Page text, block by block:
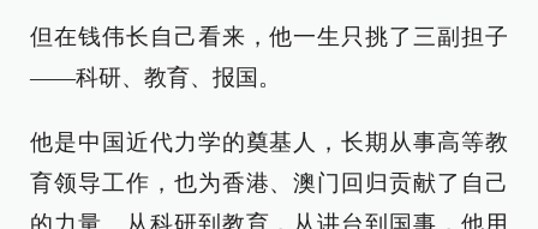
但在钱伟长自己看来，他一生只挑了三副担子
——科研、教育、报国。
他是中国近代力学的奠基人，长期从事高等教
育领导工作，也为香港、澳门回归贡献了自己
的力量。从科研到教育，从讲台到国事，他用